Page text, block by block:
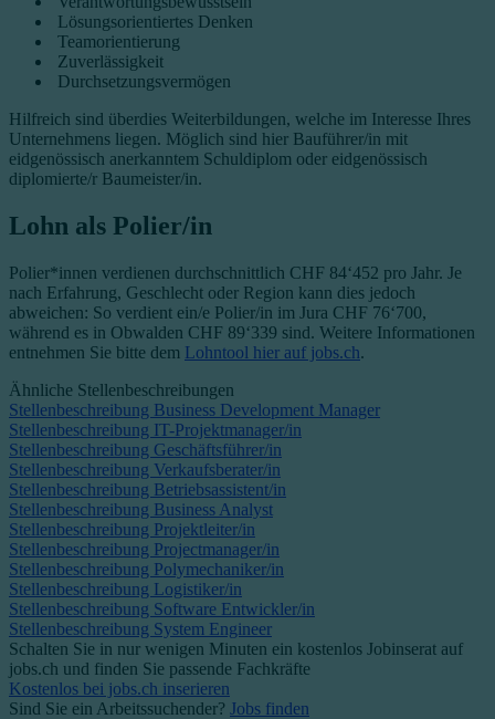
Lösungsorientiertes Denken
Teamorientierung
Zuverlässigkeit
Durchsetzungsvermögen
Hilfreich sind überdies Weiterbildungen, welche im Interesse Ihres
Unternehmens liegen. Möglich sind hier Bauführer/in mit
eidgenössisch anerkanntem Schuldiplom oder eidgenössisch
diplomierte/r Baumeister/in.
Lohn als Polier/in
Polier*innen verdienen durchschnittlich CHF 84‘452 pro Jahr. Je
nach Erfahrung, Geschlecht oder Region kann dies jedoch
abweichen: So verdient ein/e Polier/in im Jura CHF 76‘700,
während es in Obwalden CHF 89‘339 sind. Weitere Informationen
entnehmen Sie bitte dem Lohntool hier auf jobs.ch.
Ähnliche Stellenbeschreibungen
Stellenbeschreibung Business Development Manager
Stellenbeschreibung IT-Projektmanager/in
Stellenbeschreibung Geschäftsführer/in
Stellenbeschreibung Verkaufsberater/in
Stellenbeschreibung Betriebsassistent/in
Stellenbeschreibung Business Analyst
Stellenbeschreibung Projektleiter/in
Stellenbeschreibung Projectmanager/in
Stellenbeschreibung Polymechaniker/in
Stellenbeschreibung Logistiker/in
Stellenbeschreibung Software Entwickler/in
Stellenbeschreibung System Engineer
Schalten Sie in nur wenigen Minuten ein kostenlos Jobinserat auf
jobs.ch und finden Sie passende Fachkräfte
Kostenlos bei jobs.ch inserieren
Sind Sie ein Arbeitssuchender? Jobs finden